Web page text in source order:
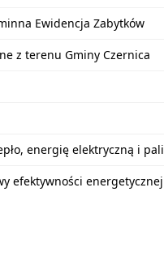
Ewidencja Zabytków
z terenu Gminy Czernica
energię elektryczną i
efektywności